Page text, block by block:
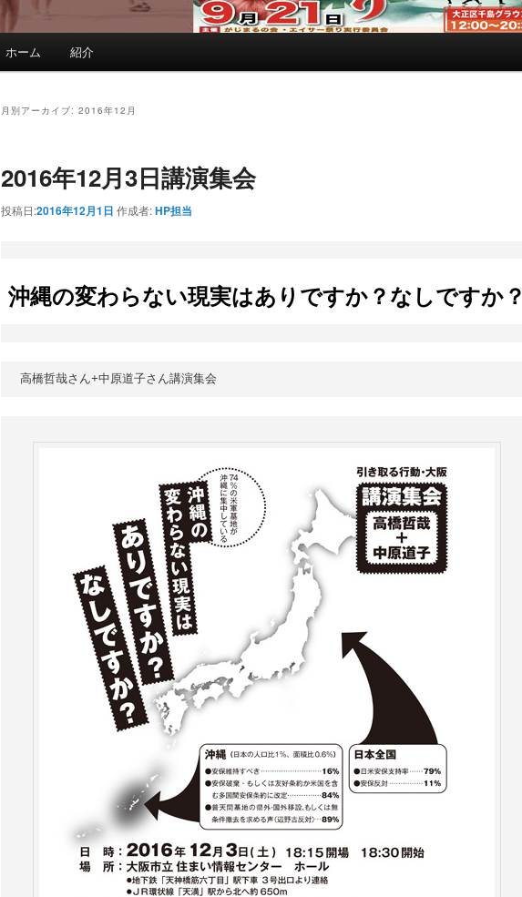
メインコンテンツへ移動
サブコンテンツへ移動
ホーム 紹介
月別アーカイブ: 2016年12月
2016年12月3日講演集会
投稿日:2016年12月1日 作成者:HP担当
沖縄の変わらない現実はありですか？なしですか？
高橋哲哉さん+中原道子さん講演集会